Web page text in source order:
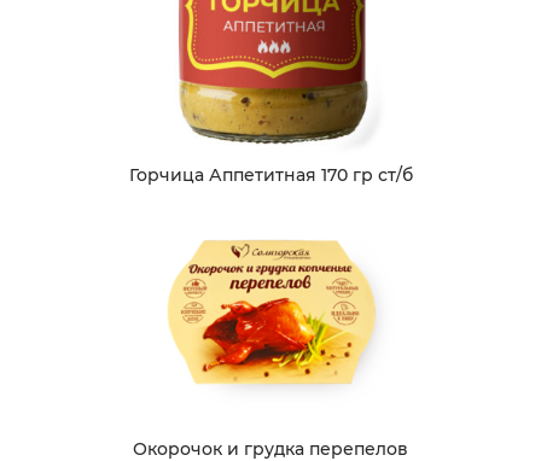
Горчица Аппетитная 170 гр ст/б
Окорочок и грудка перепелов